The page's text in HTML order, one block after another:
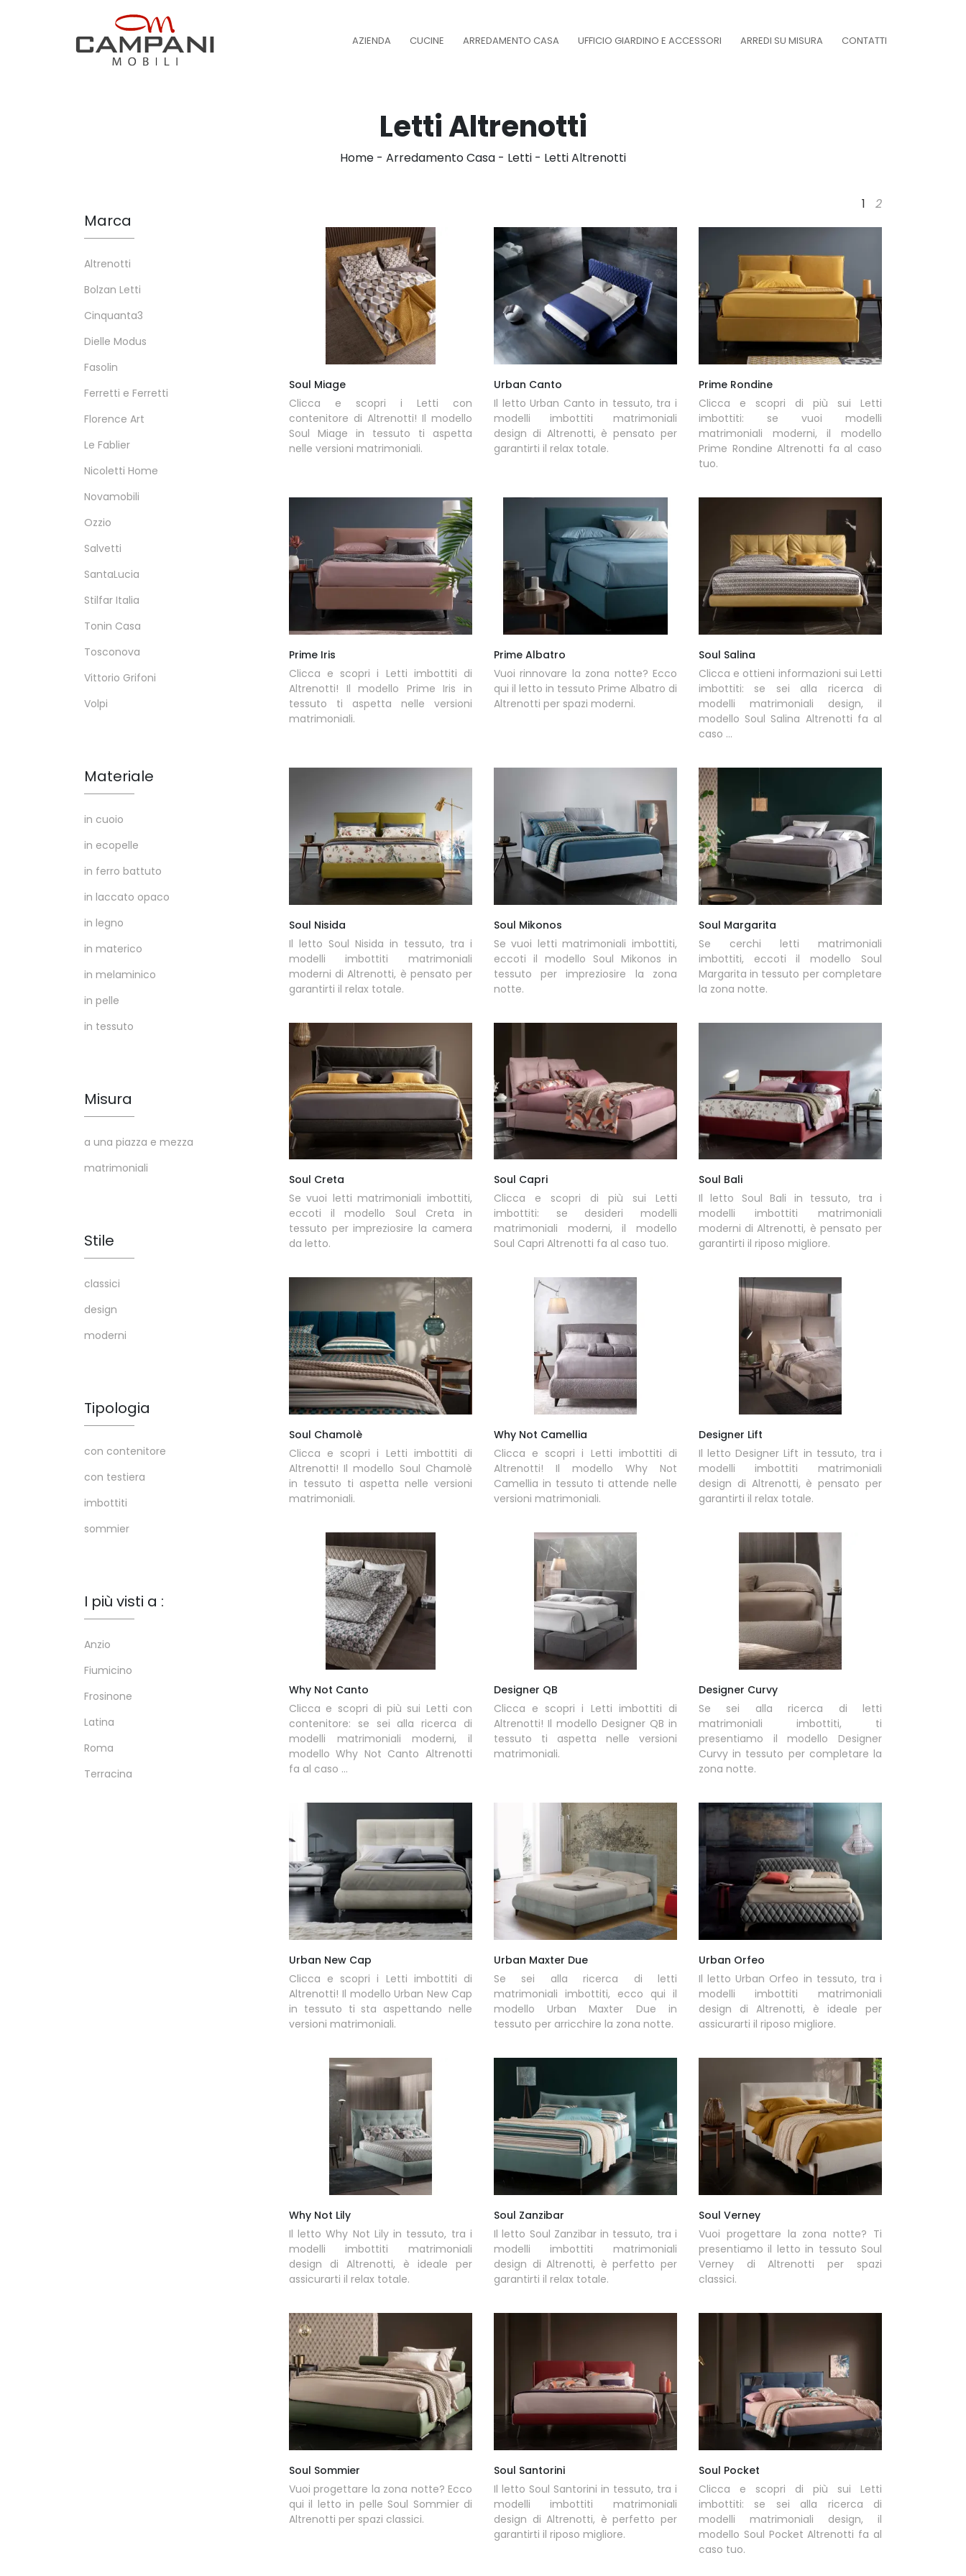
AZIENDA CUCINE ARREDAMENTO CASA UFFICIO GIARDINO E ACCESSORI ARREDI SU MISURA CONTATTI
Letti Altrenotti
Home - Arredamento Casa - Letti - Letti Altrenotti
1 2
Soul Miage
Clicca e scopri i Letti con
contenitore di Altrenotti! Il modello
Soul Miage in tessuto ti aspetta
nelle versioni matrimoniali.
Urban Canto
Il letto Urban Canto in tessuto, tra i
modelli imbottiti matrimoniali
design di Altrenotti, è pensato per
garantirti il relax totale.
Prime Rondine
Clicca e scopri di più sui Letti
imbottiti: se vuoi modelli
matrimoniali moderni, il modello
Prime Rondine Altrenotti fa al caso
tuo.
Prime Iris
Clicca e scopri i Letti imbottiti di
Altrenotti! Il modello Prime Iris in
tessuto ti aspetta nelle versioni
matrimoniali.
Prime Albatro
Vuoi rinnovare la zona notte? Ecco
qui il letto in tessuto Prime Albatro di
Altrenotti per spazi moderni.
Soul Salina
Clicca e ottieni informazioni sui Letti
imbottiti: se sei alla ricerca di
modelli matrimoniali design, il
modello Soul Salina Altrenotti fa al
caso ...
Soul Nisida
Il letto Soul Nisida in tessuto, tra i
modelli imbottiti matrimoniali
moderni di Altrenotti, è pensato per
garantirti il relax totale.
Soul Mikonos
Se vuoi letti matrimoniali imbottiti,
eccoti il modello Soul Mikonos in
tessuto per impreziosire la zona
notte.
Soul Margarita
Se cerchi letti matrimoniali
imbottiti, eccoti il modello Soul
Margarita in tessuto per completare
la zona notte.
Soul Creta
Se vuoi letti matrimoniali imbottiti,
eccoti il modello Soul Creta in
tessuto per impreziosire la camera
da letto.
Soul Capri
Clicca e scopri di più sui Letti
imbottiti: se desideri modelli
matrimoniali moderni, il modello
Soul Capri Altrenotti fa al caso tuo.
Soul Bali
Il letto Soul Bali in tessuto, tra i
modelli imbottiti matrimoniali
moderni di Altrenotti, è pensato per
garantirti il riposo migliore.
Soul Chamolè
Clicca e scopri i Letti imbottiti di
Altrenotti! Il modello Soul Chamolè
in tessuto ti aspetta nelle versioni
matrimoniali.
Why Not Camellia
Clicca e scopri i Letti imbottiti di
Altrenotti! Il modello Why Not
Camellia in tessuto ti attende nelle
versioni matrimoniali.
Designer Lift
Il letto Designer Lift in tessuto, tra i
modelli imbottiti matrimoniali
design di Altrenotti, è pensato per
garantirti il relax totale.
Why Not Canto
Clicca e scopri di più sui Letti con
contenitore: se sei alla ricerca di
modelli matrimoniali moderni, il
modello Why Not Canto Altrenotti
fa al caso ...
Designer QB
Clicca e scopri i Letti imbottiti di
Altrenotti! Il modello Designer QB in
tessuto ti aspetta nelle versioni
matrimoniali.
Designer Curvy
Se sei alla ricerca di letti
matrimoniali imbottiti, ti
presentiamo il modello Designer
Curvy in tessuto per completare la
zona notte.
Urban New Cap
Clicca e scopri i Letti imbottiti di
Altrenotti! Il modello Urban New Cap
in tessuto ti sta aspettando nelle
versioni matrimoniali.
Urban Maxter Due
Se sei alla ricerca di letti
matrimoniali imbottiti, ecco qui il
modello Urban Maxter Due in
tessuto per arricchire la zona notte.
Urban Orfeo
Il letto Urban Orfeo in tessuto, tra i
modelli imbottiti matrimoniali
design di Altrenotti, è ideale per
assicurarti il riposo migliore.
Why Not Lily
Il letto Why Not Lily in tessuto, tra i
modelli imbottiti matrimoniali
design di Altrenotti, è ideale per
assicurarti il relax totale.
Soul Zanzibar
Il letto Soul Zanzibar in tessuto, tra i
modelli imbottiti matrimoniali
design di Altrenotti, è perfetto per
garantirti il relax totale.
Soul Verney
Vuoi progettare la zona notte? Ti
presentiamo il letto in tessuto Soul
Verney di Altrenotti per spazi
classici.
Soul Sommier
Vuoi progettare la zona notte? Ecco
qui il letto in pelle Soul Sommier di
Altrenotti per spazi classici.
Soul Santorini
Il letto Soul Santorini in tessuto, tra i
modelli imbottiti matrimoniali
design di Altrenotti, è perfetto per
garantirti il riposo migliore.
Soul Pocket
Clicca e scopri di più sui Letti
imbottiti: se sei alla ricerca di
modelli matrimoniali design, il
modello Soul Pocket Altrenotti fa al
caso tuo.
Marca
Altrenotti
Bolzan Letti
Cinquanta3
Dielle Modus
Fasolin
Ferretti e Ferretti
Florence Art
Le Fablier
Nicoletti Home
Novamobili
Ozzio
Salvetti
SantaLucia
Stilfar Italia
Tonin Casa
Tosconova
Vittorio Grifoni
Volpi
Materiale
in cuoio
in ecopelle
in ferro battuto
in laccato opaco
in legno
in materico
in melaminico
in pelle
in tessuto
Misura
a una piazza e mezza
matrimoniali
Stile
classici
design
moderni
Tipologia
con contenitore
con testiera
imbottiti
sommier
I più visti a :
Anzio
Fiumicino
Frosinone
Latina
Roma
Terracina